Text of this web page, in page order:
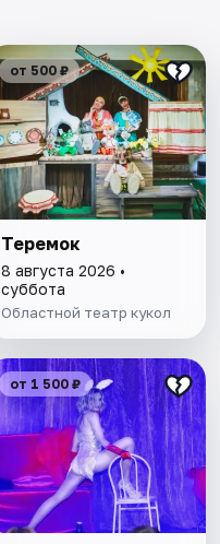
от 500 ₽
Теремок
8 августа 2026 •
суббота
Областной театр кукол
от 1 500 ₽